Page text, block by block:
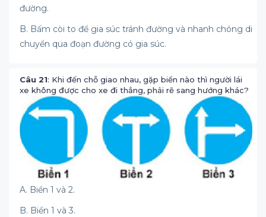
đường.
B. Bấm còi to để gia súc tránh đường và nhanh chóng di
chuyển qua đoạn đường có gia súc.
Câu 21: Khi đến chỗ giao nhau, gặp biển nào thì người lái
xe không được cho xe đi thẳng, phải rẽ sang hướng khác?
A. Biển 1 và 2.
B. Biển 1 và 3.